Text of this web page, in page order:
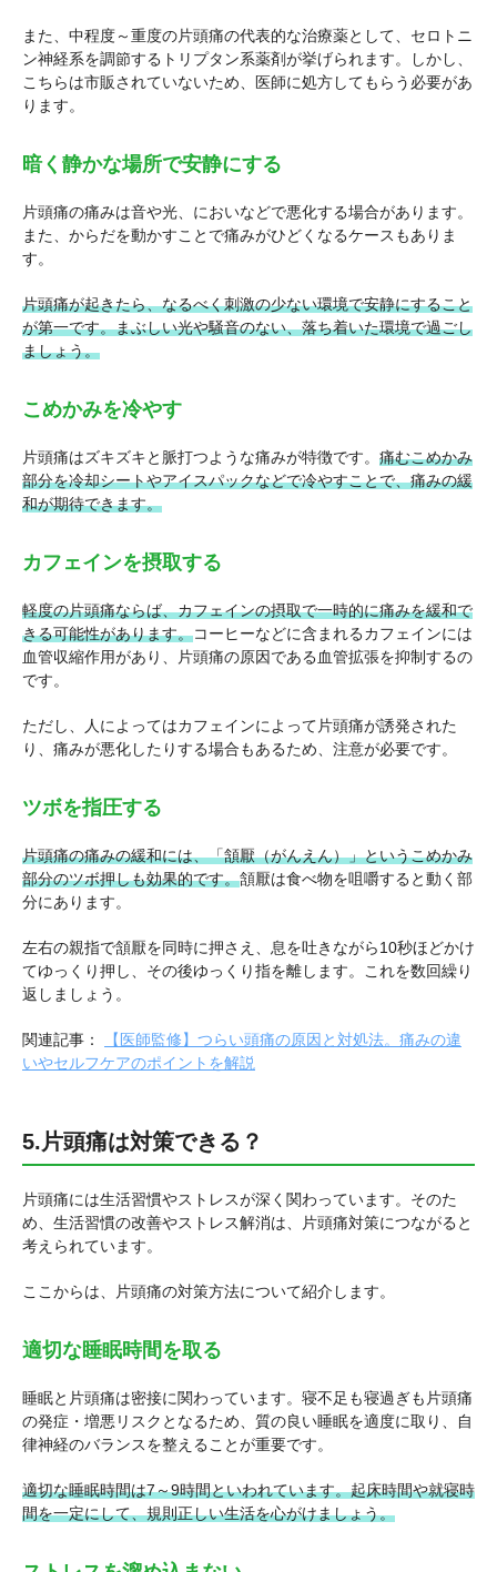
また、中程度～重度の片頭痛の代表的な治療薬として、セロトニ
ン神経系を調節するトリプタン系薬剤が挙げられます。しかし、
こちらは市販されていないため、医師に処方してもらう必要があ
ります。
暗く静かな場所で安静にする
片頭痛の痛みは音や光、においなどで悪化する場合があります。
また、からだを動かすことで痛みがひどくなるケースもありま
す。
片頭痛が起きたら、なるべく刺激の少ない環境で安静にすること
が第一です。まぶしい光や騒音のない、落ち着いた環境で過ごし
ましょう。
こめかみを冷やす
片頭痛はズキズキと脈打つような痛みが特徴です。 痛むこめかみ
部分を冷却シートやアイスパックなどで冷やすことで、痛みの緩
和が期待できます。
カフェインを摂取する
軽度の片頭痛ならば、カフェインの摂取で一時的に痛みを緩和で
きる可能性があります。コーヒーなどに含まれるカフェインには
血管収縮作用があり、片頭痛の原因である血管拡張を抑制するの
です。
ただし、人によってはカフェインによって片頭痛が誘発された
り、痛みが悪化したりする場合もあるため、注意が必要です。
ツボを指圧する
片頭痛の痛みの緩和には、「頷厭（がんえん）」というこめかみ
部分のツボ押しも効果的です。頷厭は食べ物を咀嚼すると動く部
分にあります。
左右の親指で頷厭を同時に押さえ、息を吐きながら10秒ほどかけ
てゆっくり押し、その後ゆっくり指を離します。これを数回繰り
返しましょう。
関連記事：
【医師監修】つらい頭痛の原因と対処法。痛みの違
いやセルフケアのポイントを解説
5.片頭痛は対策できる？
片頭痛には生活習慣やストレスが深く関わっています。そのた
め、生活習慣の改善やストレス解消は、片頭痛対策につながると
考えられています。
ここからは、片頭痛の対策方法について紹介します。
適切な睡眠時間を取る
睡眠と片頭痛は密接に関わっています。寝不足も寝過ぎも片頭痛
の発症・増悪リスクとなるため、質の良い睡眠を適度に取り、自
律神経のバランスを整えることが重要です。
適切な睡眠時間は7～9時間といわれています。起床時間や就寝時
間を一定にして、規則正しい生活を心がけましょう。